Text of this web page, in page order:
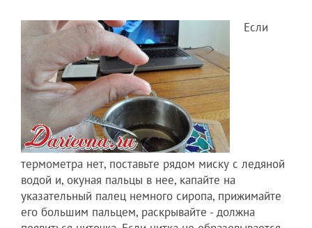
Если
термометра нет, поставьте рядом миску с ледяной
водой и, окуная пальцы в нее, капайте на
указательный палец немного сиропа, прижимайте
его большим пальцем, раскрывайте - должна